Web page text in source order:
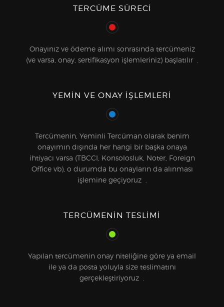
TERCÜME SÜRECI
Onayınız ve ödeme alımı sonrasında tercümeniz
(ve varsa, onay, sertifikasyon işlemleriniz) başlatılır .
YEMIN VE ONAY IŞLEMLERI
Tercümenin, Yeminli Tercüman olarak benim
onayımın dışında her hangi bir başka onaya
ihtiyacı varsa (TBCCI, Konsolosluk, Noter, Foreign
Office vb), o durumda bu onayların da alınması
işlemine geçiyoruz .
TERCÜMENIN TESLIMI
Yapılan tercümenin onay niteliğine göre ya email
ile ya da posta yoluyla size teslimatını
gerçekleştiriyoruz .